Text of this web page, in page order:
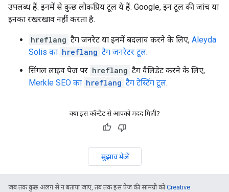
उपलब्ध हैं. इनमें से कुछ लोकप्रिय टूल ये हैं. Google, इन टूल की जांच या
इनका रखरखाव नहीं करता है.
hreflang टैग जनरेट या इनमें बदलाव करने के लिए, Aleyda
Solis का hreflang टैग जनरेटर टूल.
सिंगल लाइव पेज पर hreflang टैग वैलिडेट करने के लिए,
Merkle SEO का hreflang टैग टेस्टिंग टूल.
क्या इस कॉन्टेंट से आपको मदद मिली?
सुझाव भेजें
जब तक कुछ अलग से न बताया जाए, तब तक इस पेज की सामग्री कोCreative